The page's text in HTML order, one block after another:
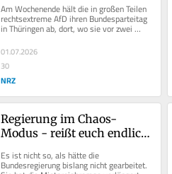
Am Wochenende hält die in großen Teilen
rechtsextreme AfD ihren Bundesparteitag
in Thüringen ab, dort, wo sie vor zwei
Jahren ihr bislang bestes...
01.07.2026
30
NRZ
Regierung im Chaos-
Modus - reißt euch endlich
Es ist nicht so, als hätte die
Bundesregierung bislang nicht gearbeitet.